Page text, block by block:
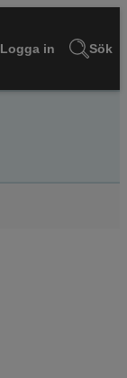
Logga in Sök